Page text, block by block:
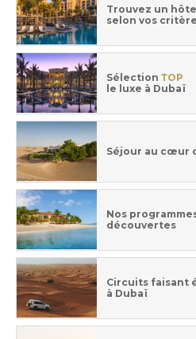
Trouvez un
selon vos
Sélection TOP
le luxe à Dubaï
Séjour au cœur
Nos
découvertes
Circuits faisant
à Dubaï